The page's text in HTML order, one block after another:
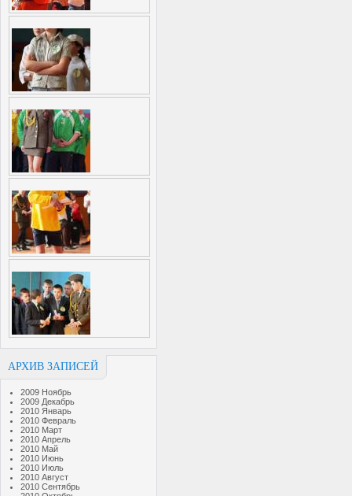
АРХИВ ЗАПИСЕЙ
2009 Ноябрь
2009 Декабрь
2010 Январь
2010 Февраль
2010 Март
2010 Апрель
2010 Май
2010 Июнь
2010 Июль
2010 Август
2010 Сентябрь